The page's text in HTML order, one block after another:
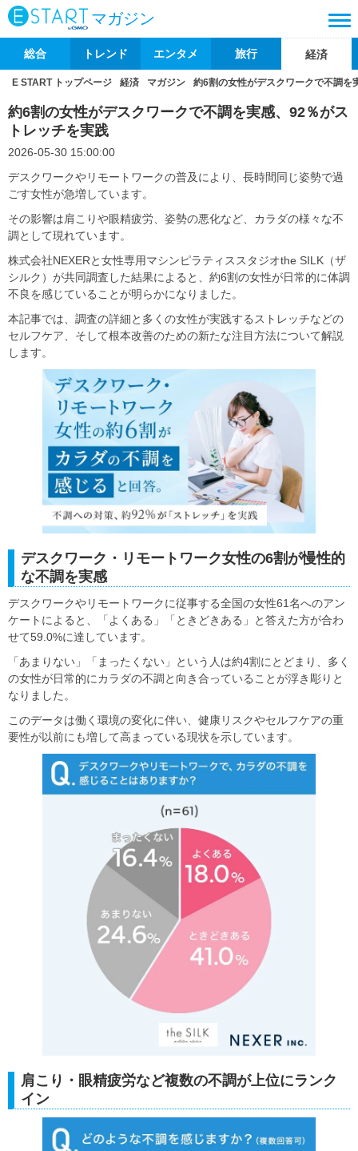
マガジン
総合 トレンド エンタメ 旅行 経済
E START トップページ 経済 マガジン 約6割の女性がデスクワークで不調を
約6割の女性がデスクワークで不調を実感、92％がス
トレッチを実践
2026-05-30 15:00:00
デスクワークやリモートワークの普及により、長時間同じ姿勢で過
ごす女性が急増しています。
その影響は肩こりや眼精疲労、姿勢の悪化など、カラダの様々な不
調として現れています。
株式会社NEXERと女性専用マシンピラティススタジオthe SILK（ザ
シルク）が共同調査した結果によると、約6割の女性が日常的に体調
不良を感じていることが明らかになりました。
本記事では、調査の詳細と多くの女性が実践するストレッチなどの
セルフケア、そして根本改善のための新たな注目方法について解説
します。
デスクワーク・リモートワーク女性の6割が慢性的
な不調を実感
デスクワークやリモートワークに従事する全国の女性61名へのアン
ケートによると、「よくある」「ときどきある」と答えた方が合わ
せて59.0%に達しています。
「あまりない」「まったくない」という人は約4割にとどまり、多く
の女性が日常的にカラダの不調と向き合っていることが浮き彫りと
なりました。
このデータは働く環境の変化に伴い、健康リスクやセルフケアの重
要性が以前にも増して高まっている現状を示しています。
肩こり・眼精疲労など複数の不調が上位にランク
イン